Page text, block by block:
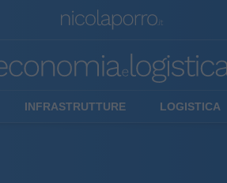
INFRASTRUTTURE LOGISTICA